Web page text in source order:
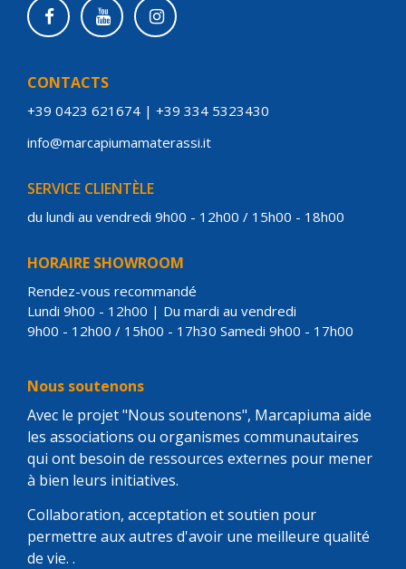
CONTACTS
+39 0423 621674 | +39 334 5323430
info@marcapiumamaterassi.it
SERVICE CLIENTÈLE
du lundi au vendredi 9h00 - 12h00 / 15h00 - 18h00
HORAIRE SHOWROOM
Rendez-vous recommandé
Lundi 9h00 - 12h00 | Du mardi au vendredi
9h00 - 12h00 / 15h00 - 17h30 Samedi 9h00 - 17h00
Nous soutenons
Avec le projet "Nous soutenons", Marcapiuma aide
les associations ou organismes communautaires
qui ont besoin de ressources externes pour mener
à bien leurs initiatives.
Collaboration, acceptation et soutien pour
permettre aux autres d'avoir une meilleure qualité
de vie. .